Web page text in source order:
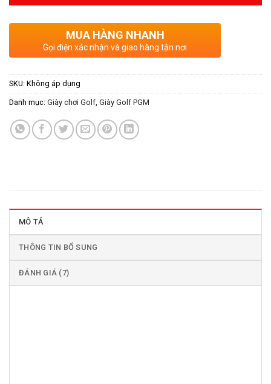
MUA HÀNG NHANH
Gọi điện xác nhận và giao hàng tận nơi
SKU: Không áp dụng
Danh mục: Giày chơi Golf Giày Golf PGM
MÔ TẢ
THÔNG TIN BỔ SUNG
ĐÁNH GIÁ (7)